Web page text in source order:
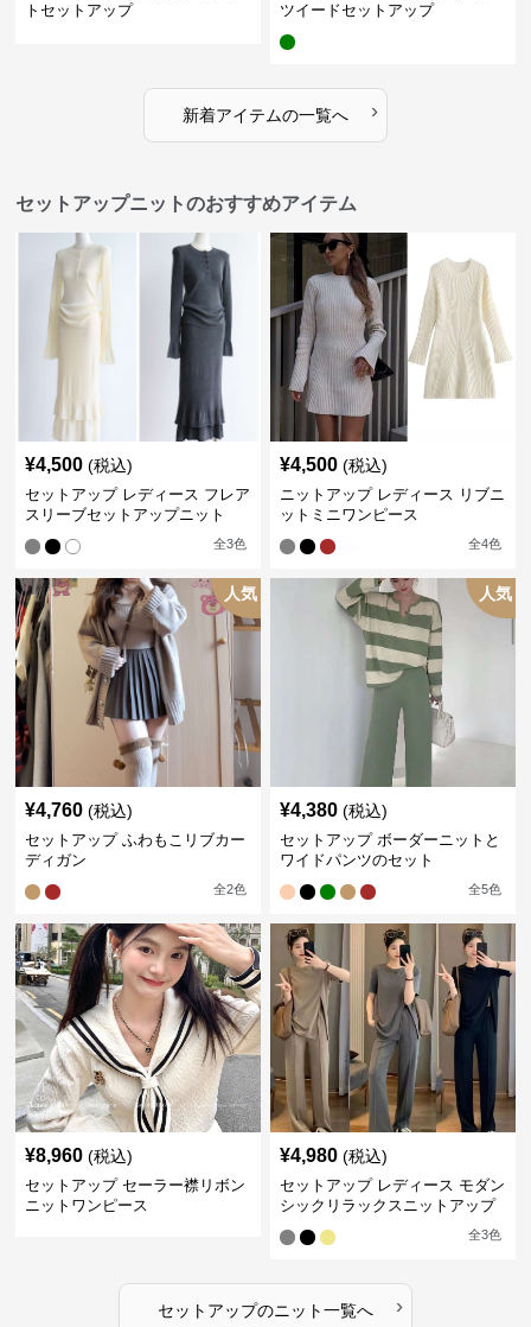
トセットアップ
ツイードセットアップ
新着アイテムの一覧へ ›
セットアップニットのおすすめアイテム
¥4,500 (税込)
セットアップ レディース フレア
スリーブセットアップニット
全3色
¥4,500 (税込)
ニットアップ レディース リブニ
ットミニワンピース
全4色
人気
¥4,760 (税込)
セットアップ ふわもこリブカー
ディガン
全2色
人気
¥4,380 (税込)
セットアップ ボーダーニットと
ワイドパンツのセット
全5色
¥8,960 (税込)
セットアップ セーラー襟リボン
ニットワンピース
¥4,980 (税込)
セットアップ レディース モダン
シックリラックスニットアップ
全3色
セットアップのニット一覧へ ›